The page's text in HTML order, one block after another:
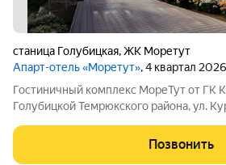
станица Голубицкая,ЖК Моретут
Апарт-отель «Моретут», 4 квартал 2026
Гостиничный комплекс МореТут от ГК
Голубицкой Темрюкского района, ул.
Азовском побережье! Гостиничный
расположен на первой береговой
Позвонить